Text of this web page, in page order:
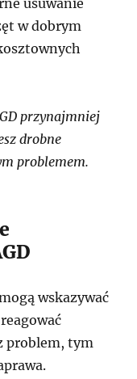
usuwanie
w dobrym
przynajmniej
drobne
problemem.
wskazywać
problem, tym